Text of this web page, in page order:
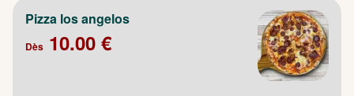
Pizza los angelos
Dès 10.00 €